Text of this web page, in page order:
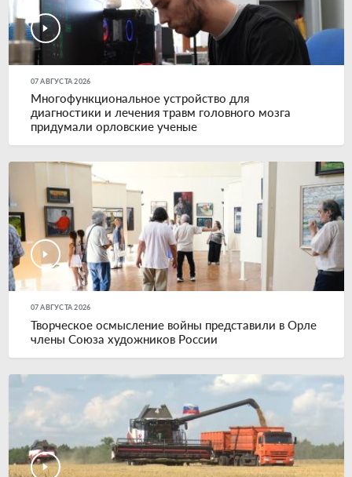
07 АВГУСТА 2026
Многофункциональное устройство для
диагностики и лечения травм головного мозга
придумали орловские ученые
07 АВГУСТА 2026
Творческое осмысление войны представили в Орле
члены Союза художников России